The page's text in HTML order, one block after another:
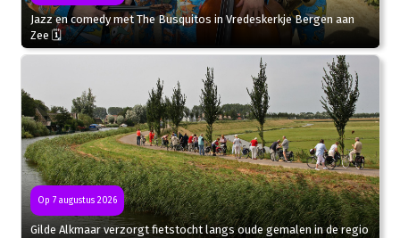
Jazz en comedy met The Busquitos in Vredeskerkje Bergen aan
Zee 🗓
Op 7 augustus 2026
Gilde Alkmaar verzorgt fietstocht langs oude gemalen in de regio